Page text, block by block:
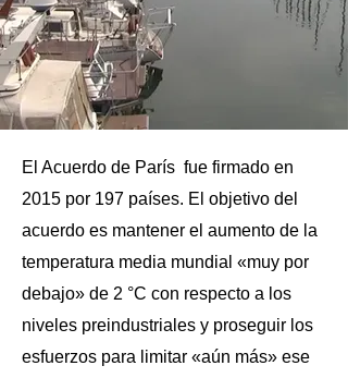
El Acuerdo de París fue firmado en
2015 por 197 países. El objetivo del
acuerdo es mantener el aumento de la
temperatura media mundial «muy por
debajo» de 2 °C con respecto a los
niveles preindustriales y proseguir los
esfuerzos para limitar «aún más» ese